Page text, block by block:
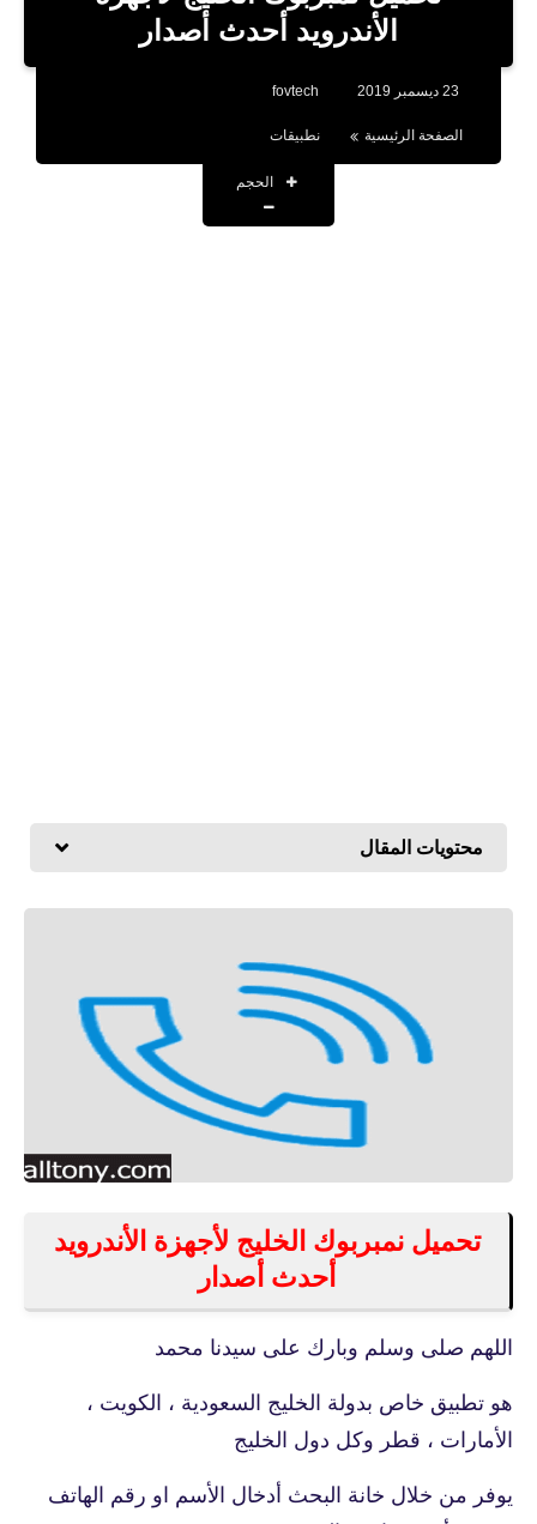
برامج كمبيوتر
الأندرويد أحدث أصدار
fovtech
الصفحة الرئيسية نطبيقات
الحجم
محتويات المقال
تحميل نمبربوك الخليج لأجهزة الأندرويد
أحدث أصدار
اللهم صلى وسلم وبارك على سيدنا محمد
هو تطبيق خاص بدولة الخليج السعودية ، الكويت ،
الأمارات ، قطر وكل دول الخليج
يوفر من خلال خانة البحث أدخال الأسم او رقم الهاتف